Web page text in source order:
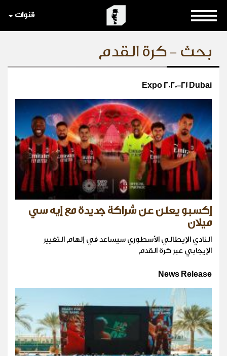
قنوات
بحث - كرة القدم
Expo 2020-21 Dubai
إكسبو يعلن عن شراكة جديدة مع إيه سي
ميلان
النادي الإيطالي الأسطوري سيساعد في إلهام التغيير
الإيجابي عبر كرة القدم
News Release